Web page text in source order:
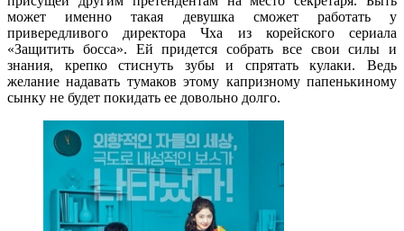
может именно такая девушка сможет работать у
привередливого директора Чха из корейского сериала
«Защитить босса». Ей придется собрать все свои силы и
знания, крепко стиснуть зубы и спрятать кулаки. Ведь
желание надавать тумаков этому капризному папенькиному
сынку не будет покидать ее довольно долго.